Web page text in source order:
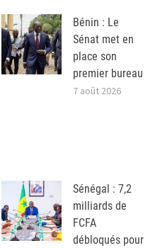
Bénin : Le
Sénat met en
place son
premier bureau
7 août 2026
Sénégal : 7,2
milliards de
FCFA
débloqués pour